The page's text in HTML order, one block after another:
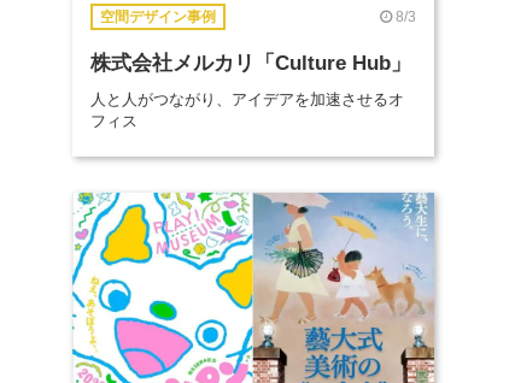
空間デザイン事例 8/3
株式会社メルカリ「Culture Hub」
人と人がつながり、アイデアを加速させるオ
フィス